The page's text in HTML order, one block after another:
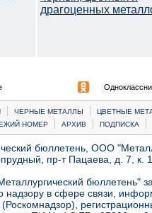
драгоценных
| ЧЕРНЫЕ МЕТАЛЛЫ |
ЦВЕТНЫЕ
НОМЕР | АРХИВ | ПОДПИСКА |
бюллетень, ООО
пр-т Пацаева, д. 7,
бюллетень"
надзору в сфере связи,